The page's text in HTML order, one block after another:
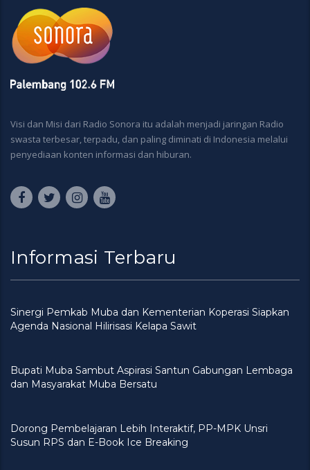
Visi dan Misi dari Radio Sonora itu adalah menjadi jaringan Radio
swasta terbesar, terpadu, dan paling diminati di Indonesia melalui
penyediaan konten informasi dan hiburan.
Informasi Terbaru
Sinergi Pemkab Muba dan Kementerian Koperasi Siapkan
Agenda Nasional Hilirisasi Kelapa Sawit
Bupati Muba Sambut Aspirasi Santun Gabungan Lembaga
dan Masyarakat Muba Bersatu
Dorong Pembelajaran Lebih Interaktif, PP-MPK Unsri
Susun RPS dan E-Book Ice Breaking